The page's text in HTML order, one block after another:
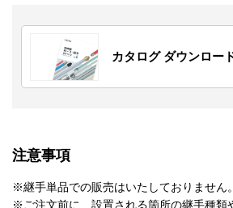
カタログ ダウンロー
注意事項
※継手単品での販売はいたしておりません。
※ご注文前に、設置される箇所の継手種類